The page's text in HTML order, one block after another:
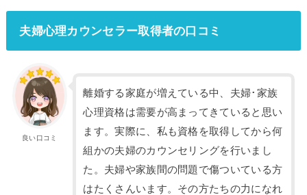
夫婦心理カウンセラー取得者の口コミ
良い口コミ
離婚する家庭が増えている中、夫婦･家族
心理資格は需要が高まってきていると思い
ます。実際に、私も資格を取得してから何
組かの夫婦のカウンセリングを行いまし
た。夫婦や家族間の問題で傷ついている方
はたくさんいます。その方たちの力になれ